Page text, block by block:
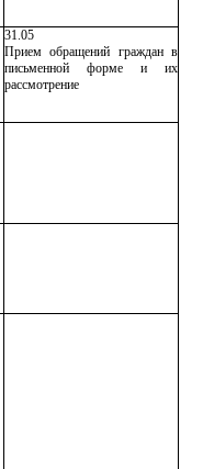
31.05
Прием обращений граждан в
письменной форме и их
рассмотрение